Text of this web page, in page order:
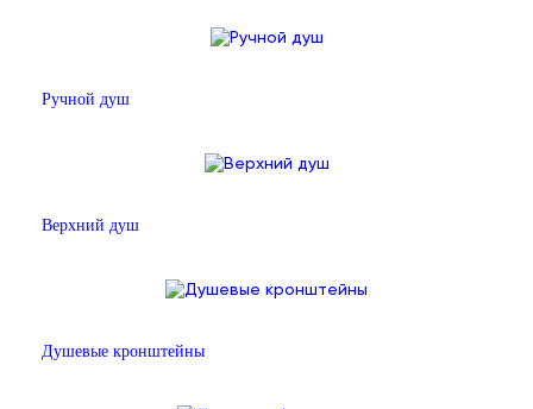
Ручной душ
Верхний душ
Душевые кронштейны